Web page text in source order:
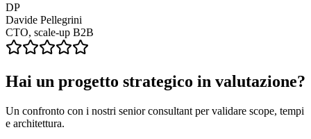
DP
Davide Pellegrini
CTO, scale-up B2B
Hai un progetto strategico in valutazione?
Un confronto con i nostri senior consultant per validare scope, tempi
e architettura.